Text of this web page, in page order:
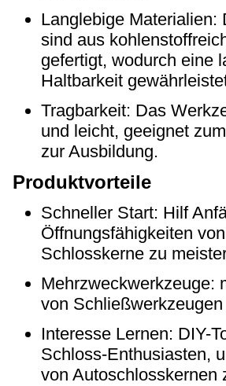
Langlebige Materialien:
sind aus
gefertigt, wodurch eine
Haltbarkeit
Tragbarkeit: Das
und leicht, geeignet
zur Ausbildung.
Produktvorteile
Schneller Start: Hilf
Öffnungsfähigkeiten
Schlosskerne zu
Mehrzweckwerkzeuge:
von
Interesse Lernen: DIY-
Schloss-Enthusiasten,
von Autoschlosskernen